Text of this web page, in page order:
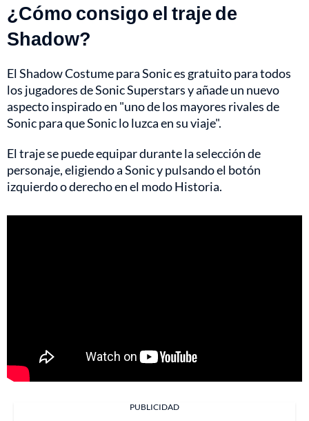
¿Cómo consigo el traje de
Shadow?
El Shadow Costume para Sonic es gratuito para todos
los jugadores de Sonic Superstars y añade un nuevo
aspecto inspirado en "uno de los mayores rivales de
Sonic para que Sonic lo luzca en su viaje".
El traje se puede equipar durante la selección de
personaje, eligiendo a Sonic y pulsando el botón
izquierdo o derecho en el modo Historia.
PUBLICIDAD